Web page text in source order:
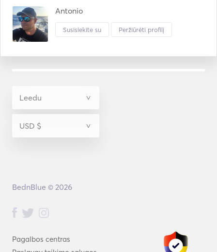
Antonio
Susisiekite su Peržiūrėti profilį
Pagalbos centras
BednBlue © 2026